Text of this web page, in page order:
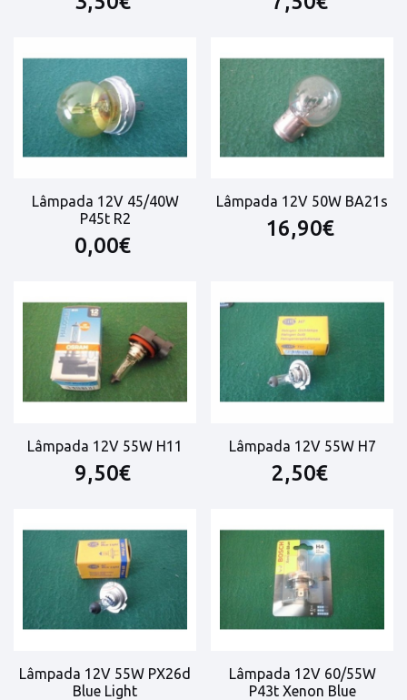
Lâmpada 12V 45/40W
P45t R2
0,00€
Lâmpada 12V 50W BA21s
16,90€
Lâmpada 12V 55W H11
9,50€
Lâmpada 12V 55W H7
2,50€
Lâmpada 12V 55W PX26d
Blue Light
Lâmpada 12V 60/55W
P43t Xenon Blue